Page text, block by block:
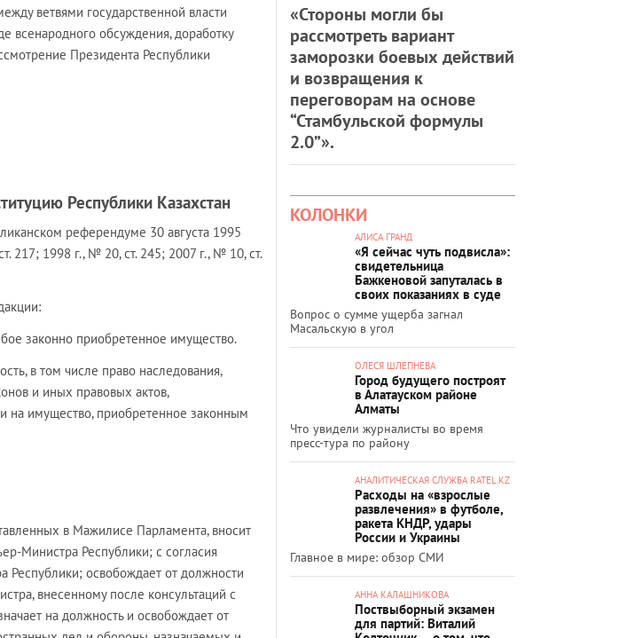
ветвями государст­венной власти
всенародного обсуждения, доработку
Президента Республики
Республики Казахстан
референдуме 30 августа 1995
217; 1998 г., № 20, ст. 245; 2007 г., № 10, ст.
законно приобретенное имущество.
в том числе право наследования,
и иных правовых актов,
на имущество, приобретенное законным
в Мажилисе Парламента, вносит
Министра Республики; с согласия
освобождает от должности
внесенному после консультаций с
на должность и освобождает от
«Стороны могли бы
рассмотреть вариант
заморозки боевых действий
и возвращения к
переговорам на основе
“Стамбульской формулы
2.0”».
КОЛОНКИ
АЛИСА ГРАНД
«Я сейчас чуть подвисла»:
свидетельница
Бажкеновой запуталась в
своих показаниях в суде
Вопрос о сумме ущерба загнал
Масальскую в угол
ОЛЕСЯ ШЛЕПНЕВА
Город будущего построят
в Алатауском районе
Алматы
Что увидели журналисты во время
пресс-тура по району
АНАЛИТИЧЕСКАЯ СЛУЖБА RATEL.KZ
Расходы на «взрослые
развлечения» в футболе,
ракета КНДР, удары
России и Украины
Главное в мире: обзор СМИ
АННА КАЛАШНИКОВА
Поствыборный экзамен
для партий: Виталий